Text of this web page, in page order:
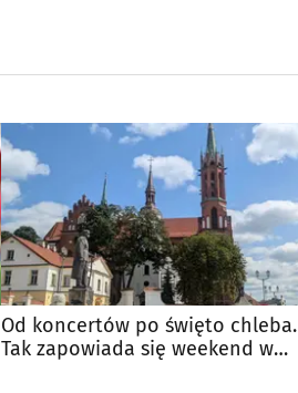
Od koncertów po święto chleba.
Tak zapowiada się weekend w